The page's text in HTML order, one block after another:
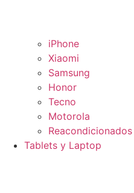
iPhone
Xiaomi
Samsung
Honor
Tecno
Motorola
Reacondicionados
Tablets y Laptop